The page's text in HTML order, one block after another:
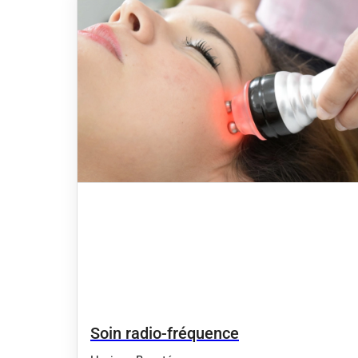
Soin radio-fréquence